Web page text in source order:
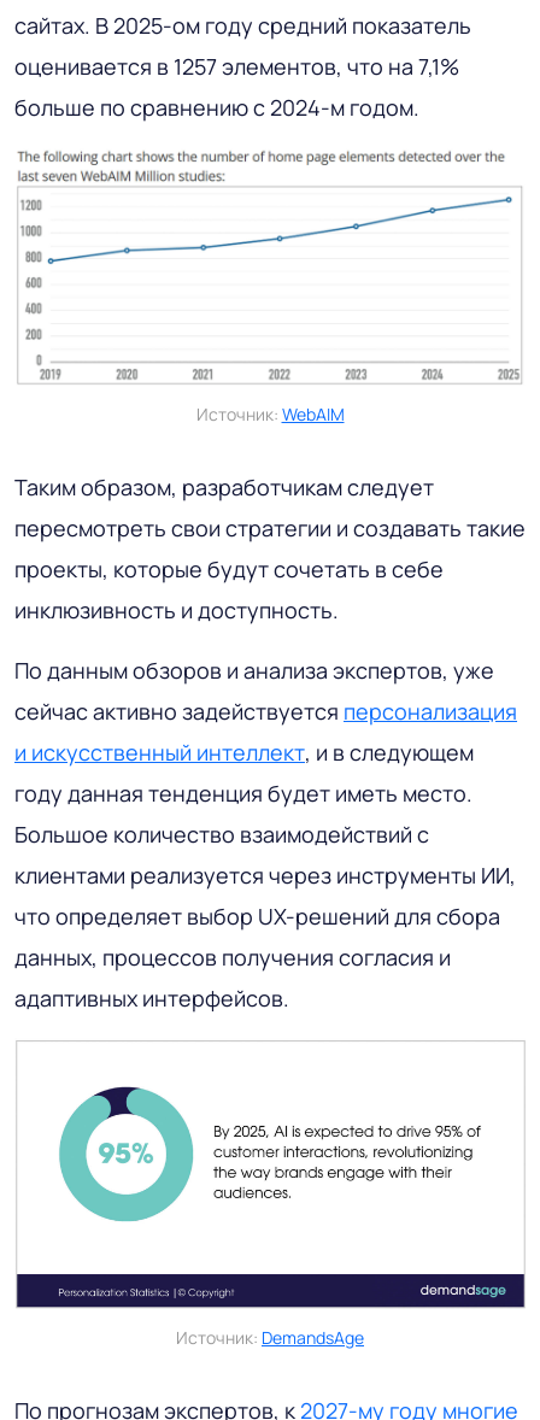
сайтах. В 2025-ом году средний показатель
оценивается в 1257 элементов, что на 7,1%
больше по сравнению с 2024-м годом.
Источник: WebAIM
Таким образом, разработчикам следует
пересмотреть свои стратегии и создавать такие
проекты, которые будут сочетать в себе
инклюзивность и доступность.
По данным обзоров и анализа экспертов, уже
сейчас активно задействуется персонализация
и искусственный интеллект, и в следующем
году данная тенденция будет иметь место.
Большое количество взаимодействий с
клиентами реализуется через инструменты ИИ,
что определяет выбор UX-решений для сбора
данных, процессов получения согласия и
адаптивных интерфейсов.
Источник: DemandsAge
По прогнозам экспертов, к 2027-му году многие